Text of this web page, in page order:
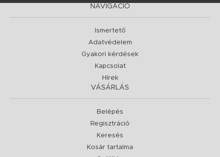
NAVIGÁCIÓ
Ismertető
Adatvédelem
Gyakori kérdések
Kapcsolat
Hírek
VÁSÁRLÁS
Belépés
Regisztráció
Keresés
Kosár tartalma